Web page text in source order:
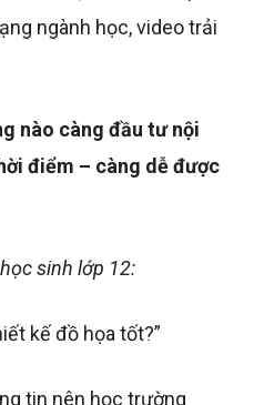
ngành học, video trải
nào càng đầu tư nội
điểm – càng dễ được
sinh lớp 12:
kế đồ họa tốt?”
tin nên học trường